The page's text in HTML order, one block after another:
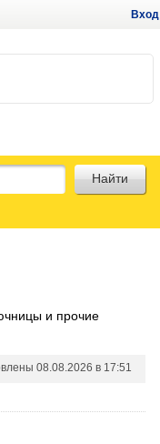
Вход
Найти
и прочие
08.08.2026 в 17:51